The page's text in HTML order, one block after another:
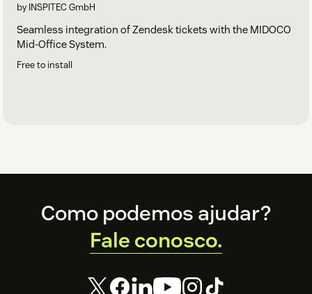
by INSPITEC GmbH
Seamless integration of Zendesk tickets with the MIDOCO
Mid-Office System.
Free to install
FooterComo podemos ajudar?
Fale conosco.